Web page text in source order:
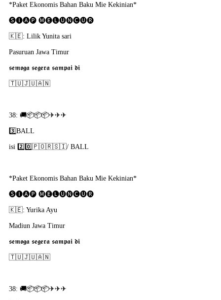
*Paket Ekonomis Bahan Baku Mie Kekinian*
🅢🅘🅐🅟 🅜🅔🅛🅤🅝🅒🅤🅡
🇰​🇪: Lilik Yunita sari
Pasuruan Jawa Timur
𝖘𝖊𝖒𝖔𝖌𝖆 𝖘𝖊𝖌𝖊𝖗𝖆 𝖘𝖆𝖒𝖕𝖆𝖎 𝖉𝖎
🇹​🇺​🇯​🇺​🇦​🇳​
38: 🚚📦📦📦✈✈✈
3️⃣BALL
isi 2️⃣0️⃣🇵​🇴​🇷​🇸​🇮​/ BALL
*Paket Ekonomis Bahan Baku Mie Kekinian*
🅢🅘🅐🅟 🅜🅔🅛🅤🅝🅒🅤🅡
🇰​🇪: Yurika Ayu
Madiun Jawa Timur
𝖘𝖊𝖒𝖔𝖌𝖆 𝖘𝖊𝖌𝖊𝖗𝖆 𝖘𝖆𝖒𝖕𝖆𝖎 𝖉𝖎
🇹​🇺​🇯​🇺​🇦​🇳​
38: 🚚📦📦📦✈✈✈